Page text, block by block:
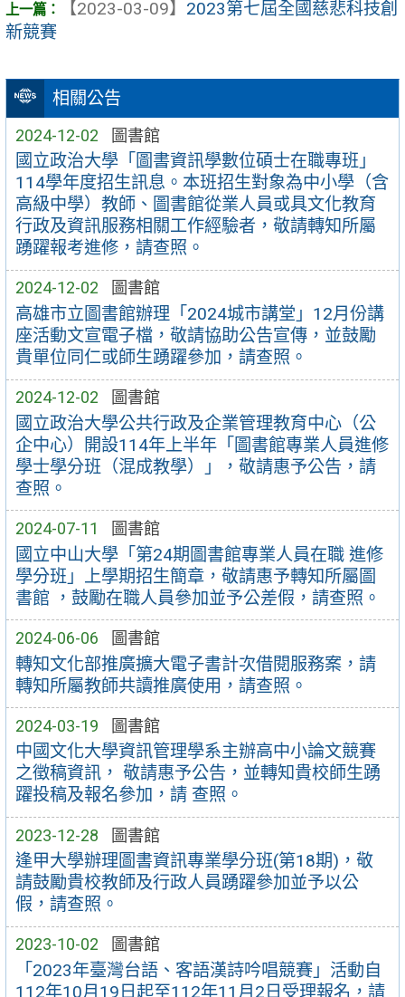
相關公告
2024-12-02 圖書館
國立政治大學「圖書資訊學數位碩士在職專班」
114學年度招生訊息。本班招生對象為中小學（含
高級中學）教師、圖書館從業人員或具文化教育
行政及資訊服務相關工作經驗者，敬請轉知所屬
踴躍報考進修，請查照。
2024-12-02 圖書館
高雄市立圖書館辦理「2024城市講堂」12月份講
座活動文宣電子檔，敬請協助公告宣傳，並鼓勵
貴單位同仁或師生踴躍參加，請查照。
2024-12-02 圖書館
國立政治大學公共行政及企業管理教育中心（公
企中心）開設114年上半年「圖書館專業人員進修
學士學分班（混成教學）」，敬請惠予公告，請
查照。
2024-07-11 圖書館
國立中山大學「第24期圖書館專業人員在職 進修
學分班」上學期招生簡章，敬請惠予轉知所屬圖
書館 ，鼓勵在職人員參加並予公差假，請查照。
2024-06-06 圖書館
轉知文化部推廣擴大電子書計次借閱服務案，請
轉知所屬教師共讀推廣使用，請查照。
2024-03-19 圖書館
中國文化大學資訊管理學系主辦高中小論文競賽
之徵稿資訊， 敬請惠予公告，並轉知貴校師生踴
躍投稿及報名參加，請 查照。
2023-12-28 圖書館
逢甲大學辦理圖書資訊專業學分班(第18期)，敬
請鼓勵貴校教師及行政人員踴躍參加並予以公
假，請查照。
2023-10-02 圖書館
「2023年臺灣台語、客語漢詩吟唱競賽」活動自
112年10月19日起至112年11月2日受理報名，請
【2023-03-09】 2023第七屆全國慈悲科技創
新競賽